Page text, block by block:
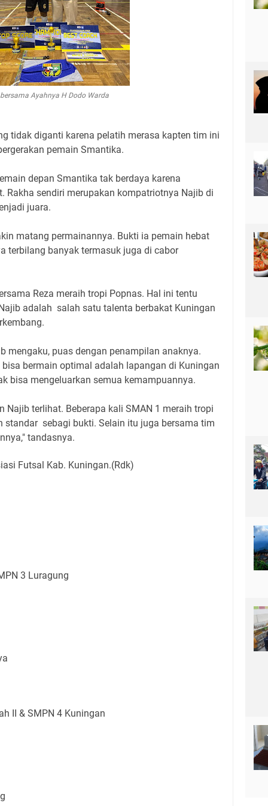
Ayahnya H Dodo Warda
tidak diganti karena pelatih merasa kapten tim ini
pemain Smantika.
depan Smantika tak berdaya karena
Rakha sendiri merupakan kompatriotnya Najib di
juara.
matang permainannya. Bukti ia pemain hebat
terbilang banyak termasuk juga di cabor
Reza meraih tropi Popnas. Hal ini tentu
adalah salah satu talenta berbakat Kuningan
mengaku, puas dengan penampilan anaknya.
bermain optimal adalah lapangan di Kuningan
bisa mengeluarkan semua kemampuannya.
Najib terlihat. Beberapa kali SMAN 1 meraih tropi
standar sebagi bukti. Selain itu juga bersama tim
tandasnya.
Futsal Kab. Kuningan.(Rdk)
3 Luragung
II & SMPN 4 Kuningan